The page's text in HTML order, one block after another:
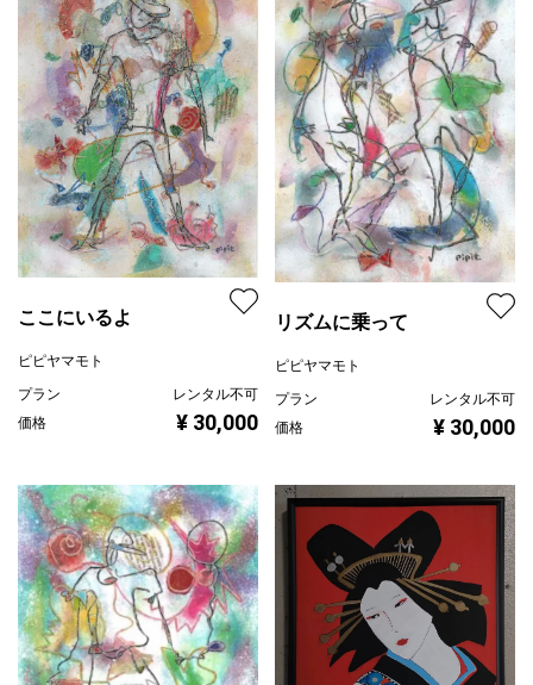
ここにいるよ
ピピヤマモト
プラン
レンタル不可
価格
¥ 30,000
リズムに乗って
ピピヤマモト
プラン
レンタル不可
価格
¥ 30,000